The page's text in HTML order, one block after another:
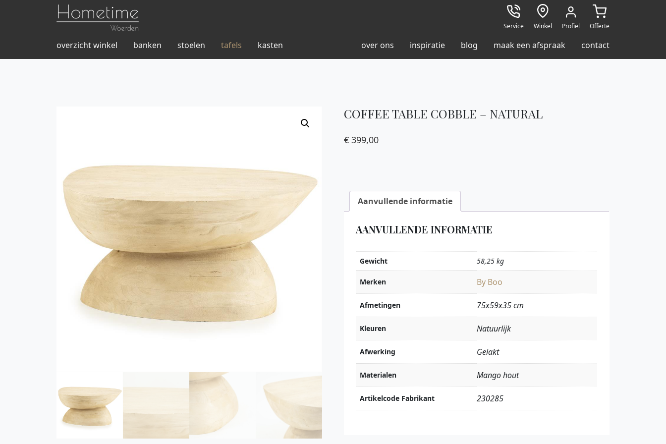
Service Winkel Profiel Offerte
overzicht winkel banken stoelen tafels kasten over ons inspiratie blog maak een afspraak contact
COFFEE TABLE COBBLE – NATURAL
€ 399,00
Aanvullende informatie
AANVULLENDE INFORMATIE
Gewicht 58,25 kg
Merken By Boo
Afmetingen 75x59x35 cm
Kleuren Natuurlijk
Afwerking Gelakt
Materialen Mango hout
Artikelcode Fabrikant 230285